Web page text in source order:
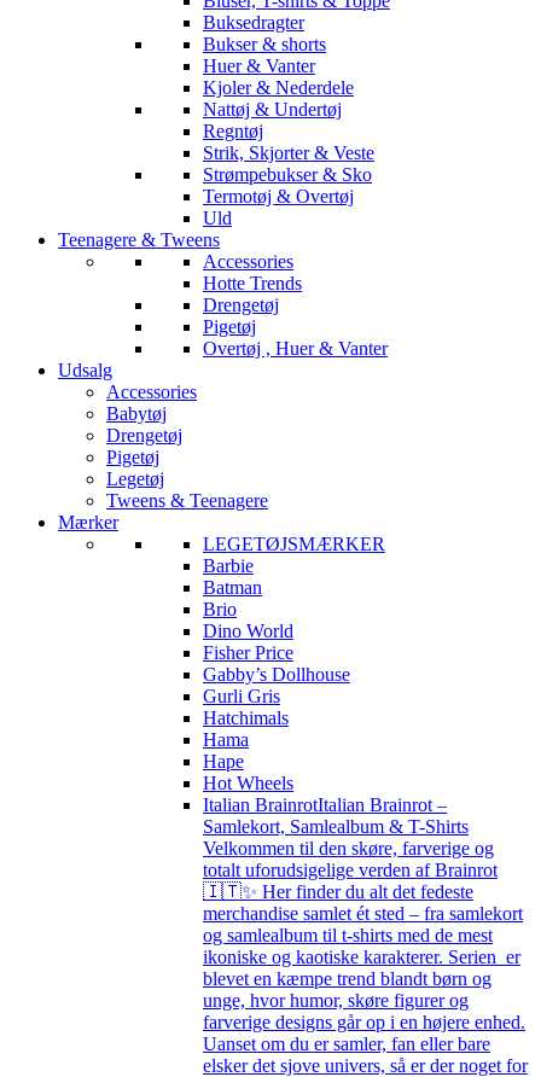
Buksedragter
Bukser & shorts
Huer & Vanter
Kjoler & Nederdele
Nattøj & Undertøj
Regntøj
Strik, Skjorter & Veste
Strømpebukser & Sko
Termotøj & Overtøj
Uld
Teenagere & Tweens
Accessories
Hotte Trends
Drengetøj
Pigetøj
Overtøj , Huer & Vanter
Udsalg
Accessories
Babytøj
Drengetøj
Pigetøj
Legetøj
Tweens & Teenagere
Mærker
LEGETØJSMÆRKER
Barbie
Batman
Brio
Dino World
Fisher Price
Gabby’s Dollhouse
Gurli Gris
Hatchimals
Hama
Hape
Hot Wheels
Italian BrainrotItalian Brainrot –
Samlekort, Samlealbum & T-Shirts
Velkommen til den skøre, farverige og
totalt uforudsigelige verden af Brainrot
🇮🇹✨ Her finder du alt det fedeste
merchandise samlet ét sted – fra samlekort
og samlealbum til t-shirts med de mest
ikoniske og kaotiske karakterer. Serien er
blevet en kæmpe trend blandt børn og
unge, hvor humor, skøre figurer og
farverige designs går op i en højere enhed.
Uanset om du er samler, fan eller bare
elsker det sjove univers, så er der noget for